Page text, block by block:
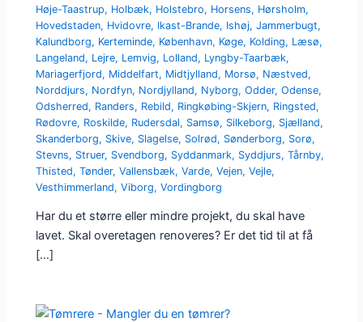
Høje-Taastrup, Holbæk, Holstebro, Horsens, Hørsholm,
Hovedstaden, Hvidovre, Ikast-Brande, Ishøj,Jammerbugt,
Kalundborg, Kerteminde, København, Køge, Kolding, Læsø,
Langeland, Lejre, Lemvig, Lolland, Lyngby-Taarbæk,
Mariagerfjord, Middelfart, Midtjylland, Morsø, Næstved,
Norddjurs, Nordfyn, Nordjylland, Nyborg,Odder,Odense,
Odsherred, Randers, Rebild, Ringkøbing-Skjern, Ringsted,
Rødovre, Roskilde, Rudersdal, Samsø, Silkeborg, Sjælland,
Skanderborg, Skive, Slagelse, Solrød, Sønderborg, Sorø,
Stevns, Struer, Svendborg, Syddanmark, Syddjurs,Tårnby,
Thisted,Tønder,Vallensbæk,Varde,Vejen,Vejle,
Vesthimmerland,Viborg,Vordingborg
Har du et større eller mindre projekt, du skal have
lavet. Skal overetagen renoveres? Er det tid til at få
[…]